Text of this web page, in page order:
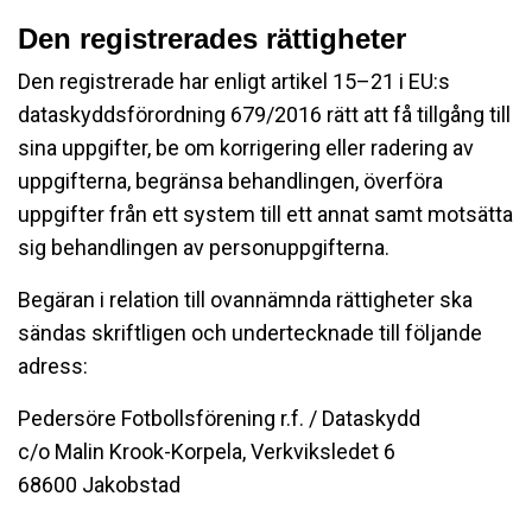
Den registrerades rättigheter
Den registrerade har enligt artikel 15–21 i EU:s
dataskyddsförordning 679/2016 rätt att få tillgång till
sina uppgifter, be om korrigering eller radering av
uppgifterna, begränsa behandlingen, överföra
uppgifter från ett system till ett annat samt motsätta
sig behandlingen av personuppgifterna.
Begäran i relation till ovannämnda rättigheter ska
sändas skriftligen och undertecknade till följande
adress:
Pedersöre Fotbollsförening r.f. / Dataskydd
c/o Malin Krook-Korpela, Verkviksledet 6
68600 Jakobstad